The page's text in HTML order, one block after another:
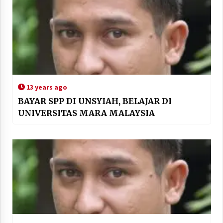
13 years ago
BAYAR SPP DI UNSYIAH, BELAJAR DI
UNIVERSITAS MARA MALAYSIA